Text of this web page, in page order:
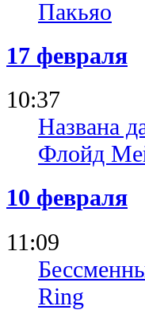
Пакьяо
17 февраля
10:37
Названа
Флойд
10 февраля
11:09
Ring